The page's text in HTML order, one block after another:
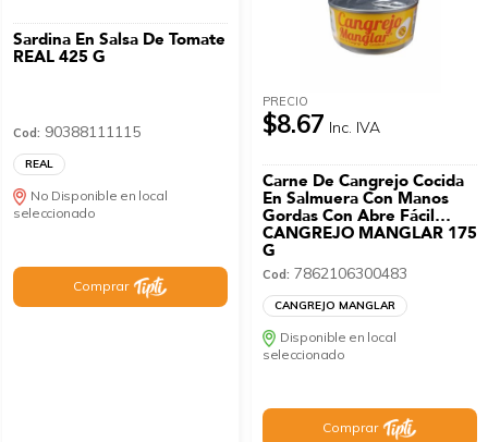
Sardina En Salsa De Tomate
REAL 425 G
Cod: 90388111115
REAL
No Disponible en local
seleccionado
Comprar
PRECIO
$8.67 Inc. IVA
Carne De Cangrejo Cocida
En Salmuera Con Manos
Gordas Con Abre Fácil
CANGREJO MANGLAR 175
G
Cod: 7862106300483
CANGREJO MANGLAR
Disponible en local
seleccionado
Comprar